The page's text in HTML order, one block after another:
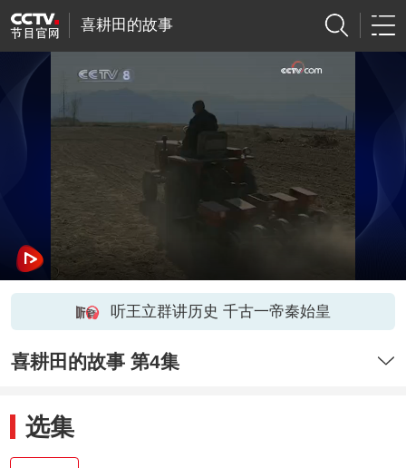
喜耕田的故事
听王立群讲历史 千古一帝秦始皇
喜耕田的故事 第4集
选集